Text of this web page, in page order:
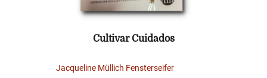
Cultivar Cuidados
Jacqueline Müllich Fensterseifer